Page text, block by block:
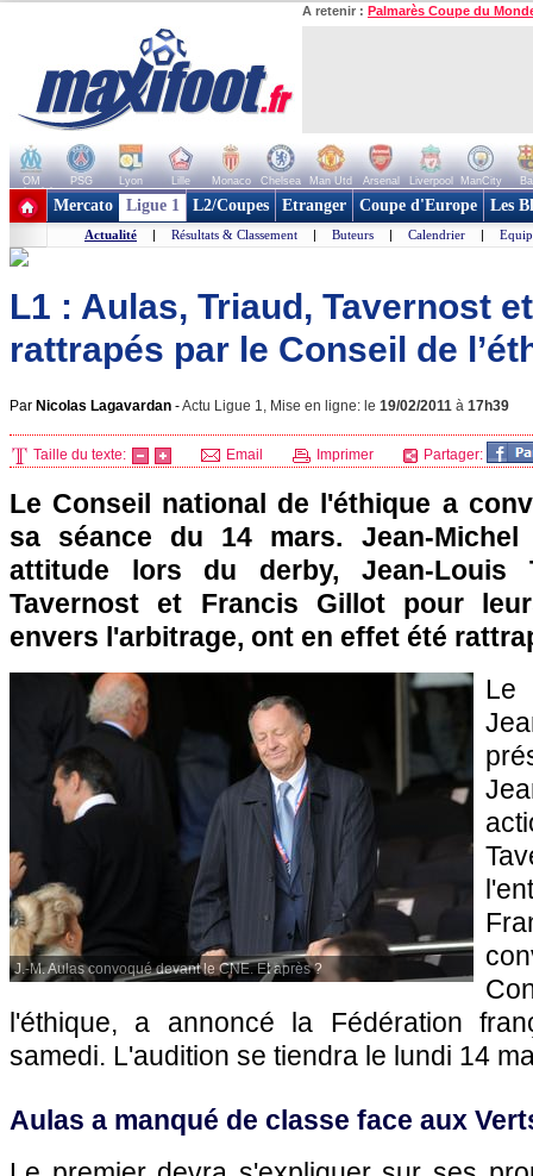
A retenir : Palmarès Coupe du
OM PSG Lyon Lille Monaco Chelsea Man Utd Arsenal Liverpool ManCity
+ de clubs
Mercato Ligue 1 L2/Coupes Etranger Coupe d'Europe Les
Actualité | Résultats & Classement | Buteurs | Calendrier |
L1 : Aulas, Triaud, Tavernost
rattrapés par le Conseil de
Par Nicolas Lagavardan -Actu Ligue 1, Mise en ligne: le 19/02/2011 à 17h39
Taille du texte: Email Imprimer Partager:
Le Conseil national de l'éthique a
sa séance du 14 mars. Jean-
attitude lors du derby, Jean-Louis
Tavernost et Francis Gillot pour
envers l'arbitrage, ont en effet été
J.-M. Aulas convoqué devant le CNE. Et après ?
Le
l'éthique, a annoncé la Fédération
samedi. L'audition se tiendra le lundi 14
Aulas a manqué de classe face aux